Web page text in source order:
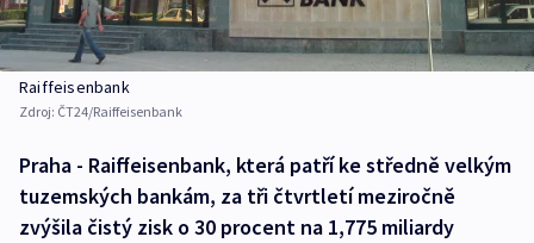
Raiffeisenbank
Zdroj: ČT24/Raiffeisenbank
Praha - Raiffeisenbank, která patří ke středně velkým
tuzemských bankám, za tři čtvrtletí meziročně
zvýšila čistý zisk o 30 procent na 1,775 miliardy